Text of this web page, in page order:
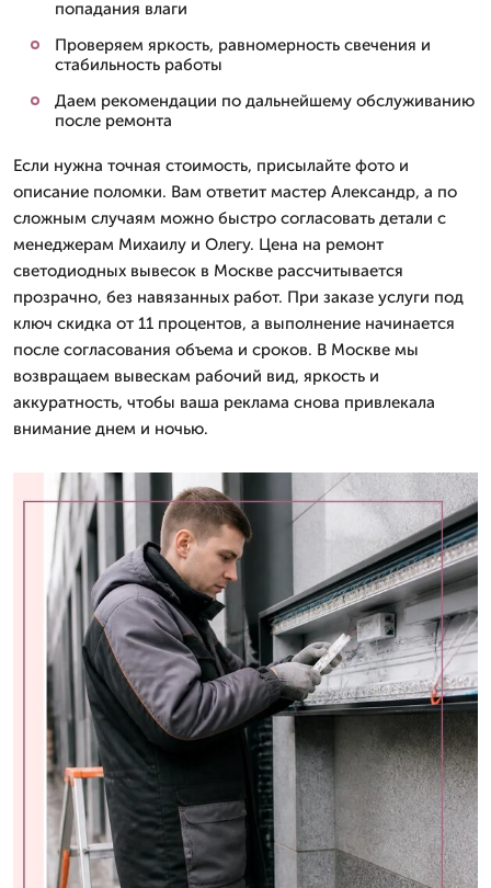
попадания влаги
Проверяем яркость, равномерность свечения и
стабильность работы
Даем рекомендации по дальнейшему обслуживанию
после ремонта
Если нужна точная стоимость, присылайте фото и
описание поломки. Вам ответит мастер Александр, а по
сложным случаям можно быстро согласовать детали с
менеджерам Михаилу и Олегу. Цена на ремонт
светодиодных вывесок в Москве рассчитывается
прозрачно, без навязанных работ. При заказе услуги под
ключ скидка от 11 процентов, а выполнение начинается
после согласования объема и сроков. В Москве мы
возвращаем вывескам рабочий вид, яркость и
аккуратность, чтобы ваша реклама снова привлекала
внимание днем и ночью.